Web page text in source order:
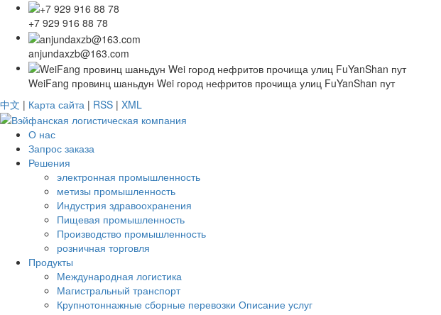
+7 929 916 88 78
anjundaxzb@163.com
WeiFang провинц шаньдун Wei город нефритов прочища улиц FuYanShan пут
中文 | Карта сайта | RSS | XML
О нас
Запрос заказа
Решения
электронная промышленность
метизы промышленность
Индустрия здравоохранения
Пищевая промышленность
Производство промышленность
розничная торговля
Продукты
Международная логистика
Магистральный транспорт
Крупнотоннажные сборные перевозки Описание услуг